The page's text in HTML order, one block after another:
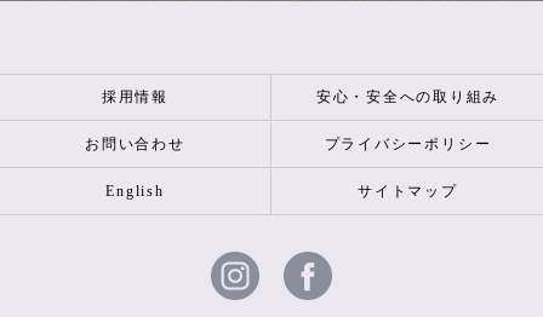
採用情報 安心・安全への取り組み
お問い合わせ プライバシーポリシー
English サイトマップ